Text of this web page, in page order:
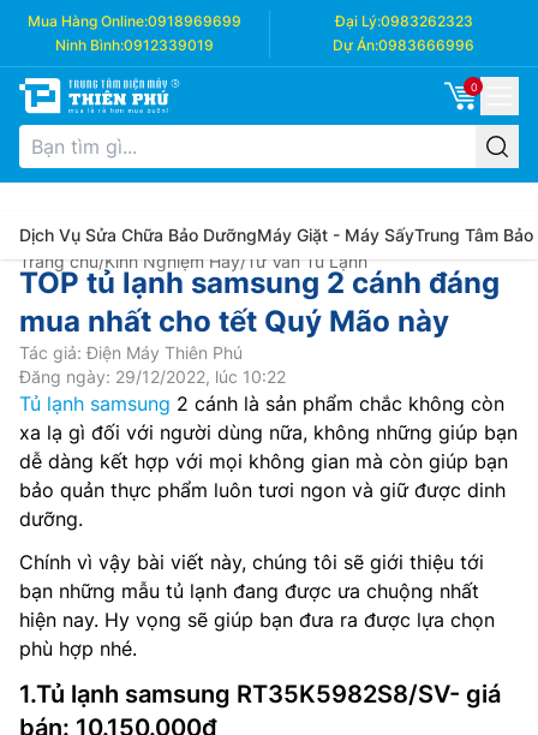
Mua Hàng Online:0918969699 Đại Lý:0983262323
Ninh Bình:0912339019 Dự Án:0983666996
0
Dịch Vụ Sửa Chữa Bảo DưỡngMáy Giặt - Máy SấyTrung Tâm Bảo
Trang chủ/Kinh Nghiệm Hay/Tư Vấn Tủ Lạnh
TOP tủ lạnh samsung 2 cánh đáng
mua nhất cho tết Quý Mão này
Tác giả: Điện Máy Thiên Phú
Đăng ngày: 29/12/2022, lúc 10:22
Tủ lạnh samsung 2 cánh là sản phẩm chắc không còn
xa lạ gì đối với người dùng nữa, không những giúp bạn
dễ dàng kết hợp với mọi không gian mà còn giúp bạn
bảo quản thực phẩm luôn tươi ngon và giữ được dinh
dưỡng.
Chính vì vậy bài viết này, chúng tôi sẽ giới thiệu tới
bạn những mẫu tủ lạnh đang được ưa chuộng nhất
hiện nay. Hy vọng sẽ giúp bạn đưa ra được lựa chọn
phù hợp nhé.
1.Tủ lạnh samsung RT35K5982S8/SV- giá
bán: 10.150.000₫